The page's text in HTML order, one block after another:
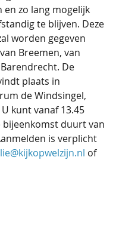
zo lang mogelijk
te blijven. Deze
worden gegeven
Breemen, van
De
plaats in
de Windsingel,
kunt vanaf 13.45
bijeenkomst duurt van
is verplicht
of